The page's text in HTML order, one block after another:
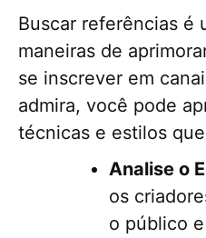
Buscar referências é
maneiras de
se inscrever em
admira, você pode
técnicas e estilos
Analise o
os
o público